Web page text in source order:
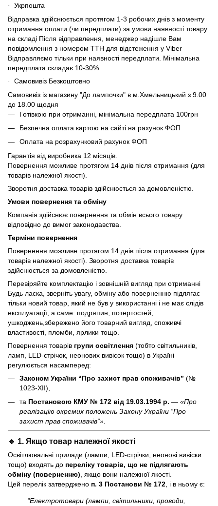
·
Укрпошта
Відправка здійснюється протягом 1-3 робочих днів з моменту
отримання оплати (чи передплати) за умови наявності товару
на складі Після відправлення, менеджер надішле Вам
повідомлення з номером ТТН для відстеження у Viber
Відправляємо тільки при наявності передплати. Мінімальна
передплата складає 10-30%
·
Самовивіз Безкоштовно
Самовивіз із магазину "До лампочки" в м.Хмельницький з 9.00
до 18.00 щодня
Готівкою при отриманні, мінімальна передплата 100грн
Безпечна оплата картою на сайті на рахунок ФОП
Оплата на розрахунковий рахунок ФОП
Гарантія від виробника 12 місяців.
Повернення можливе протягом 14 днів після отримання (для
товарів належної якості).
Зворотня доставка товарів здійснюється за домовленістю.
Умови повернення та обміну
Компанія здійснює повернення та обмін всього товару
відповідно до вимог законодавства.
Терміни повернення
Повернення можливе протягом 14 днів після отримання (для
товарів належної якості). Зворотня доставка товарів
здійснюється за домовленістю.
Перевіряйте комплектацію і зовнішній вигляд при отриманні
Будь ласка, зверніть увагу, обміну або поверненню підлягає
тільки новий товар, який не був у використанні і не має слідів
експлуатації, а саме: подряпин, потертостей,
ушкоджень,збережено його товарний вигляд, споживчі
властивості, пломби, ярлики тощо.
Повернення товарів групи освітлення (тобто світильників,
ламп, LED-стрічок, неонових вивісок тощо) в Україні
регулюється насамперед:
Законом України “Про захист прав споживачів” (№
1023-XII),
та Постановою КМУ № 172 від 19.03.1994 р. — «Про
реалізацію окремих положень Закону України “Про
захист прав споживачів”»
🔹 1. Якщо товар належної якості
Освітлювальні прилади (лампи, LED-стрічки, неонові вивіски
тощо) входять до переліку товарів, що не підлягають
обміну (поверненню), якщо вони належної якості.
Цей перелік затверджено п. 3 Постанови № 172, і в ньому є:
“Електротовари (лампи, світильники, проводи,